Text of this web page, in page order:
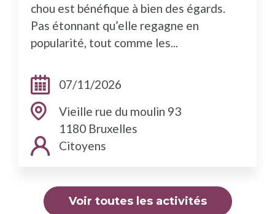
chou est bénéfique à bien des égards.
Pas étonnant qu’elle regagne en
popularité, tout comme les...
Dates:07/11/2026
Adresse:Vieille rue du moulin 93
1180 Bruxelles
Public cible:
Citoyens
Voir toutes les activités